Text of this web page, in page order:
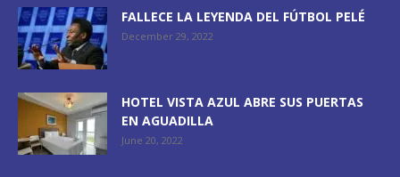
FALLECE LA LEYENDA DEL FÚTBOL PELÉ
December 29, 2022
HOTEL VISTA AZUL ABRE SUS PUERTAS
EN AGUADILLA
June 20, 2022